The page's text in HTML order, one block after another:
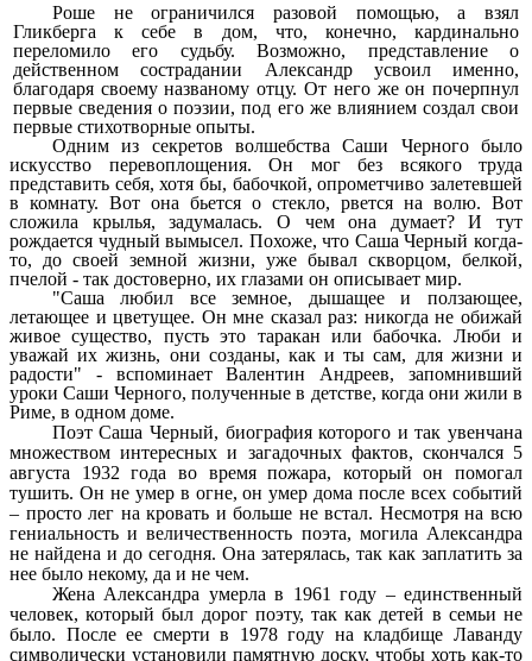
Роше не ограничился разовой помощью, а взял
Гликберга к себе в дом, что, конечно, кардинально
переломило его судьбу. Возможно, представление о
действенном сострадании Александр усвоил именно,
благодаря своему названому отцу. От него же он почерпнул
первые сведения о поэзии, под его же влиянием создал свои
первые стихотворные опыты.
Одним из секретов волшебства Саши Черного было
искусство перевоплощения. Он мог без всякого труда
представить себя, хотя бы, бабочкой, опрометчиво залетевшей
в комнату. Вот она бьется о стекло, рвется на волю. Вот
сложила крылья, задумалась. О чем она думает? И тут
рождается чудный вымысел. Похоже, что Саша Черный когда-
то, до своей земной жизни, уже бывал скворцом, белкой,
пчелой - так достоверно, их глазами он описывает мир.
"Саша любил все земное, дышащее и ползающее,
летающее и цветущее. Он мне сказал раз: никогда не обижай
живое существо, пусть это таракан или бабочка. Люби и
уважай их жизнь, они созданы, как и ты сам, для жизни и
радости" - вспоминает Валентин Андреев, запомнивший
уроки Саши Черного, полученные в детстве, когда они жили в
Риме, в одном доме.
Поэт Саша Черный, биография которого и так увенчана
множеством интересных и загадочных фактов, скончался 5
августа 1932 года во время пожара, который он помогал
тушить. Он не умер в огне, он умер дома после всех событий
– просто лег на кровать и больше не встал. Несмотря на всю
гениальность и величественность поэта, могила Александра
не найдена и до сегодня. Она затерялась, так как заплатить за
нее было некому, да и не чем.
Жена Александра умерла в 1961 году – единственный
человек, который был дорог поэту, так как детей в семьи не
было. После ее смерти в 1978 году на кладбище Лаванду
символически установили памятную доску, чтобы хоть как-то